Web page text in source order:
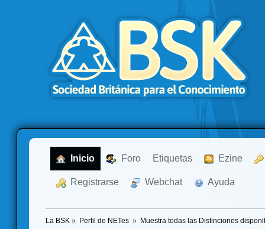
Inicio Foro Etiquetas Ezine
Registrarse Webchat Ayuda
La BSK » Perfil de NETes » Muestra todas las Distinciones